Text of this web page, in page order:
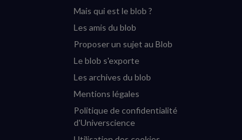
Mais qui est le blob ?
Les amis du blob
Proposer un sujet au Blob
Le blob s'exporte
Les archives du blob
Mentions légales
Politique de confidentialité
d'Universcience